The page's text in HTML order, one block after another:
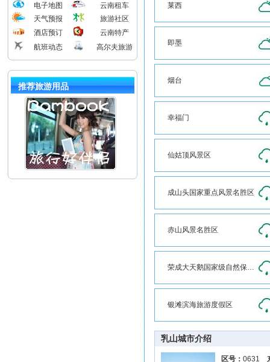
电子地图
云南租车
天气预报
旅游社区
酒店预订
云南特产
航班动态
高尔夫旅游
推荐旅游用品
莱西
即墨
烟台
幸福门
仙姑顶风景区
成山头国家重点风景名胜区
赤山风景名胜区
荣成大天鹅国家级自然保护区
银滩滨海旅游度假区
乳山城市介绍
区号： 0631